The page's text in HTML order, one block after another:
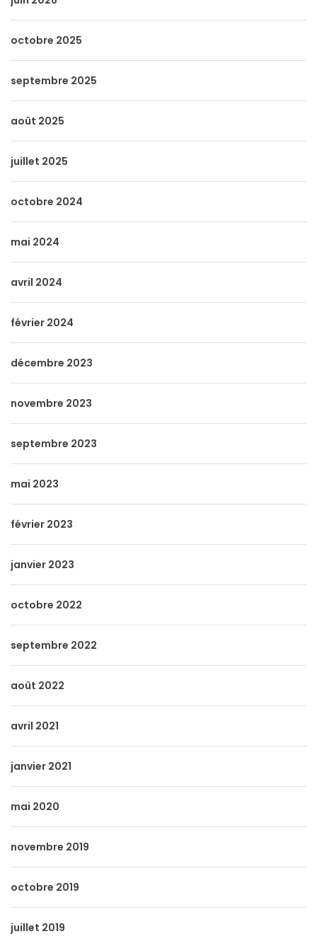
octobre 2025
septembre 2025
août 2025
juillet 2025
octobre 2024
mai 2024
avril 2024
février 2024
décembre 2023
novembre 2023
septembre 2023
mai 2023
février 2023
janvier 2023
octobre 2022
septembre 2022
août 2022
avril 2021
janvier 2021
mai 2020
novembre 2019
octobre 2019
juillet 2019